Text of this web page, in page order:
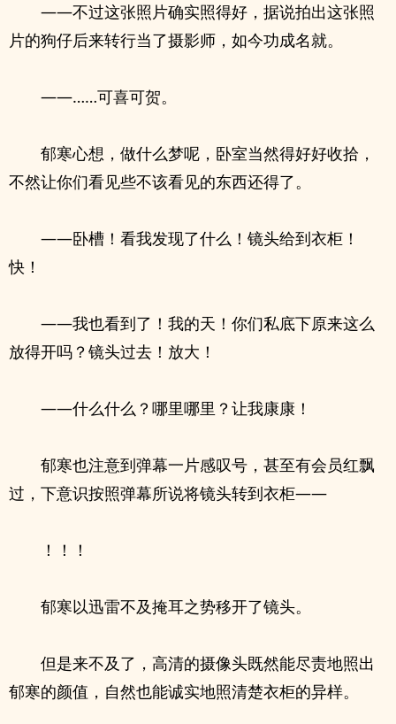
——不过这张照片确实照得好，据说拍出这张照
片的狗仔后来转行当了摄影师，如今功成名就。
——……可喜可贺。
郁寒心想，做什么梦呢，卧室当然得好好收拾，
不然让你们看见些不该看见的东西还得了。
——卧槽！看我发现了什么！镜头给到衣柜！
快！
——我也看到了！我的天！你们私底下原来这么
放得开吗？镜头过去！放大！
——什么什么？哪里哪里？让我康康！
郁寒也注意到弹幕一片感叹号，甚至有会员红飘
过，下意识按照弹幕所说将镜头转到衣柜——
！！！
郁寒以迅雷不及掩耳之势移开了镜头。
但是来不及了，高清的摄像头既然能尽责地照出
郁寒的颜值，自然也能诚实地照清楚衣柜的异样。